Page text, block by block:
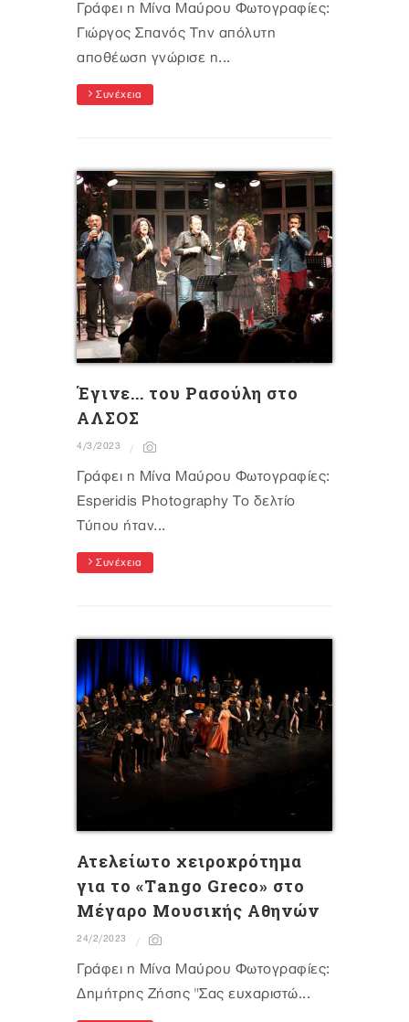
Γράφει η Μίνα Μαύρου Φωτογραφίες:
Γιώργος Σπανός Tην απόλυτη
αποθέωση γνώρισε η...
Συνέχεια
Έγινε... του Ρασούλη στο
ΑΛΣΟΣ
4/3/2023
Γράφει η Μίνα Μαύρου Φωτογραφίες:
Esperidis Photography Το δελτίο
Τύπου ήταν...
Συνέχεια
Ατελείωτο χειροκρότημα
για το «Τango Greco» στο
Μέγαρο Μουσικής Αθηνών
24/2/2023
Γράφει η Μίνα Μαύρου Φωτογραφίες:
Δημήτρης Ζήσης "Σας ευχαριστώ...